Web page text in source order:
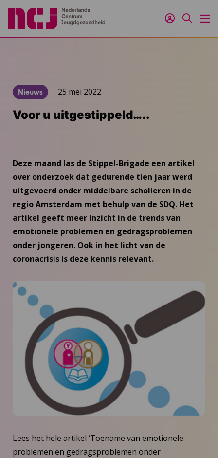
Inloggen
Zoeken
Nieuws 25 mei 2022
Voor u uitgestippeld…..
Deze maand las de Stippel-Brigade een artikel
over onderzoek dat gedurende tien jaar werd
uitgevoerd onder middelbare scholieren in de
regio Amsterdam met behulp van de SDQ. Het
artikel geeft meer inzicht in de trends van
emotionele problemen en gedragsproblemen
onder jongeren. Ook in het licht van de
coronacrisis is deze kennis relevant.
Lees het hele artikel ‘Toename van emotionele
problemen en gedragsproblemen onder